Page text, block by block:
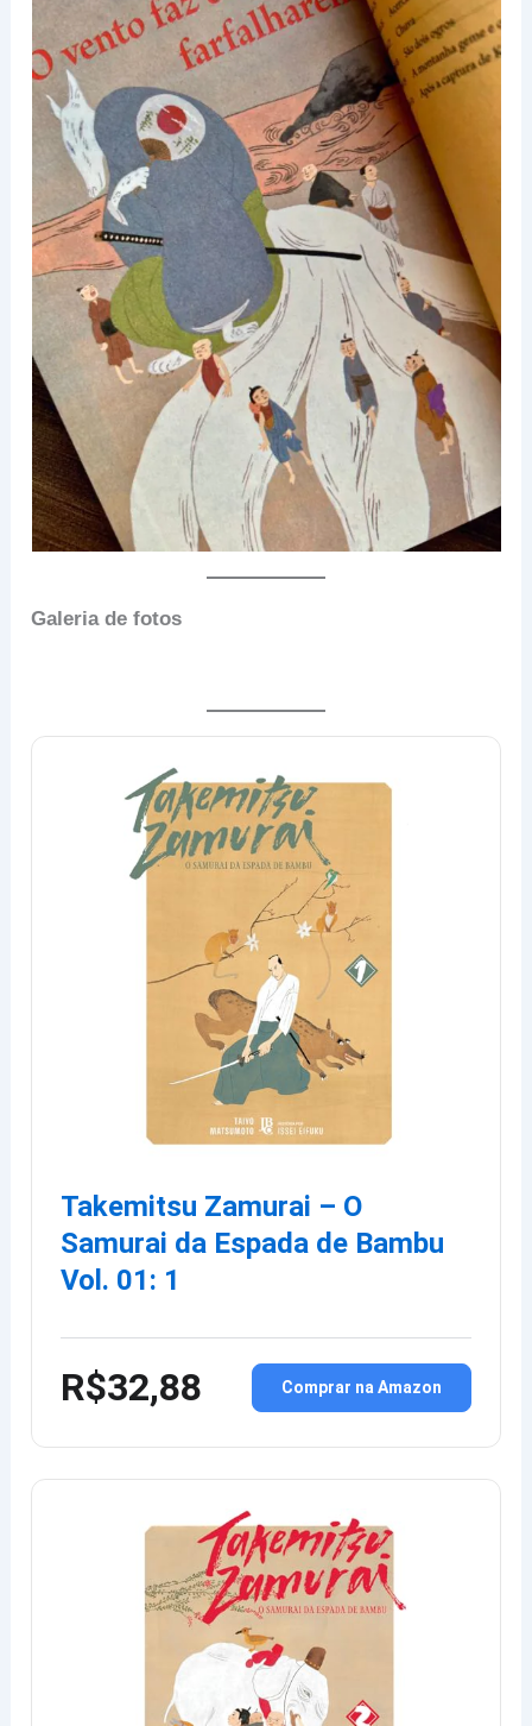
Galeria de fotos
Takemitsu Zamurai – O
Samurai da Espada de Bambu
Vol. 01: 1
R$32,88 Comprar na Amazon